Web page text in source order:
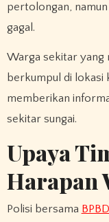
pertolongan,
gagal.
Warga sekitar yang
berkumpul di lokasi
memberikan
sekitar sungai.
Upaya
Harapan
Polisi bersama BPBD